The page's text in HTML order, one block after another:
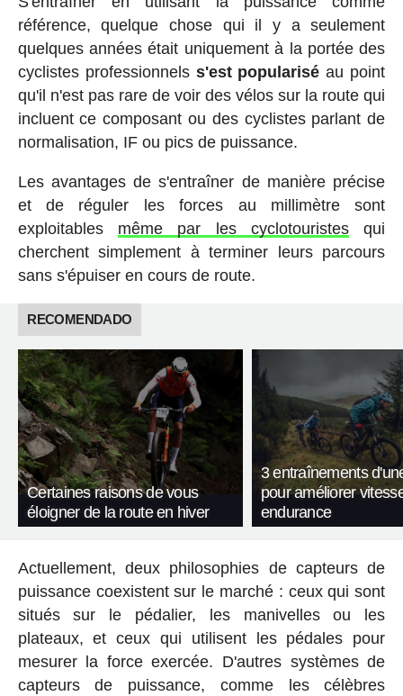
référence, quelque chose qui il y a seulement
quelques années était uniquement à la portée des
cyclistes professionnels s'est popularisé au point
qu'il n'est pas rare de voir des vélos sur la route qui
incluent ce composant ou des cyclistes parlant de
normalisation, IF ou pics de puissance.
Les avantages de s'entraîner de manière précise
et de réguler les forces au millimètre sont
exploitables même par les cyclotouristesqui
cherchent simplement à terminer leurs parcours
sans s'épuiser en cours de route.
RECOMENDADO
Certaines raisons de vous
éloigner de la route en hiver
3 entraînements
pour améliorer
endurance
Actuellement, deux philosophies de capteurs de
puissance coexistent sur le marché : ceux qui sont
situés sur le pédalier, les manivelles ou les
plateaux, et ceux qui utilisent les pédales pour
mesurer la force exercée. D'autres systèmes de
capteurs de puissance, comme les célèbres